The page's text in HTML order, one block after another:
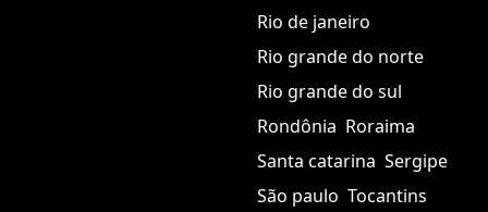
Rio de janeiro
Rio grande do norte
Rio grande do sul
Rondônia Roraima
Santa catarina Sergipe
São paulo Tocantins